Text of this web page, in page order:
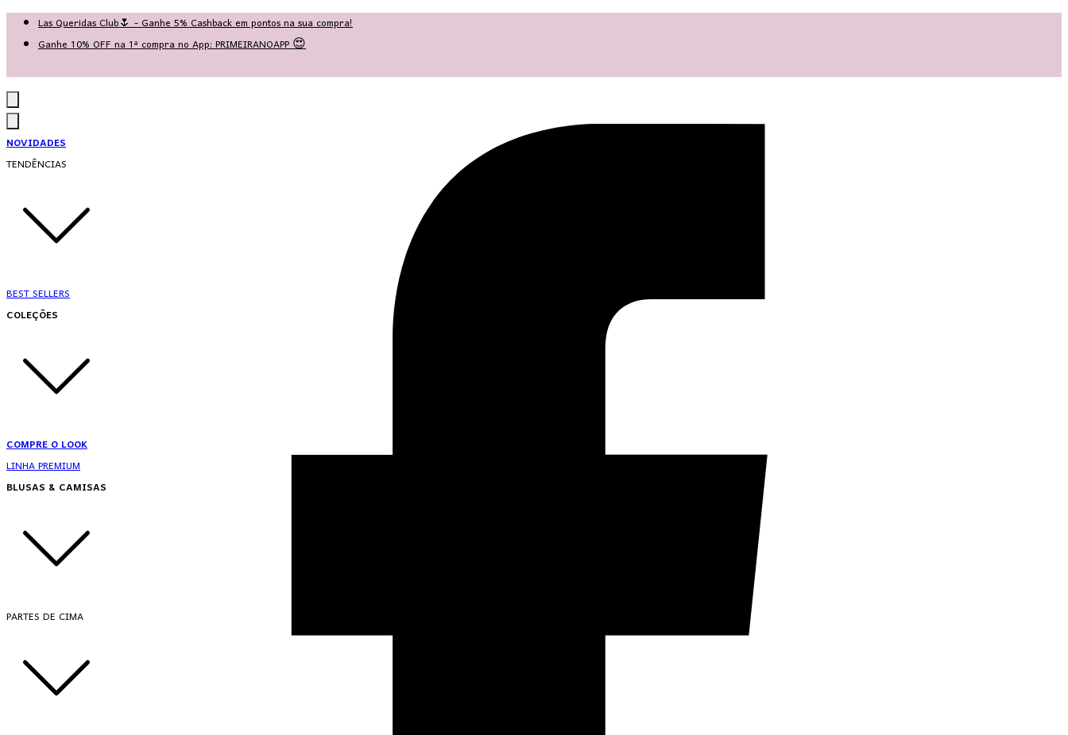
Las Queridas Club🌷 - Ganhe 5% Cashback em pontos na sua compra!
Ganhe 10% OFF na 1ª compra no App: PRIMEIRANOAPP 😍
NOVIDADES
TENDÊNCIAS
BEST SELLERS
COLEÇÕES
COMPRE O LOOK
LINHA PREMIUM
BLUSAS & CAMISAS
PARTES DE CIMA